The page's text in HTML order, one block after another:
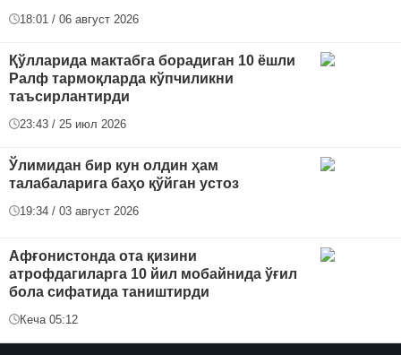
18:01 / 06 август 2026
Қўлларида мактабга борадиган 10 ёшли
Ралф тармоқларда кўпчиликни
таъсирлантирди
23:43 / 25 июл 2026
Ўлимидан бир кун олдин ҳам
талабаларига баҳо қўйган устоз
19:34 / 03 август 2026
Афғонистонда ота қизини
атрофдагиларга 10 йил мобайнида ўғил
бола сифатида таништирди
Кеча 05:12